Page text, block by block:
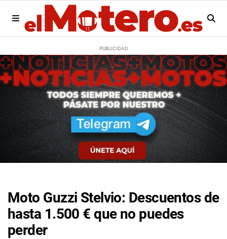
Moto Guzzi Stelvio: Descuentos de
hasta 1.500 € que no puedes
perder